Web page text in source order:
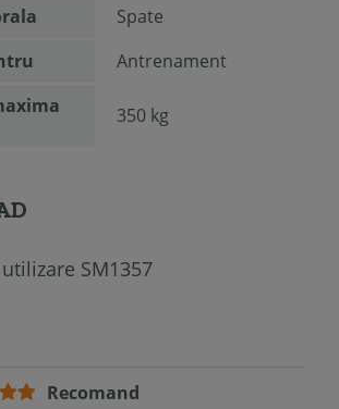
Spate
Antrenament
350 kg
SM1357
Recomand